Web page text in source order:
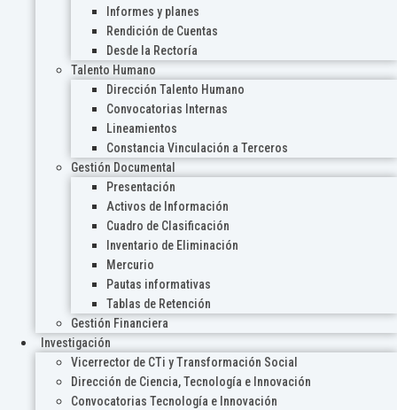
Informes y planes
Rendición de Cuentas
Desde la Rectoría
Talento Humano
Dirección Talento Humano
Convocatorias Internas
Lineamientos
Constancia Vinculación a Terceros
Gestión Documental
Presentación
Activos de Información
Cuadro de Clasificación
Inventario de Eliminación
Mercurio
Pautas informativas
Tablas de Retención
Gestión Financiera
Investigación
Vicerrector de CTi y Transformación Social
Dirección de Ciencia, Tecnología e Innovación
Convocatorias Tecnología e Innovación